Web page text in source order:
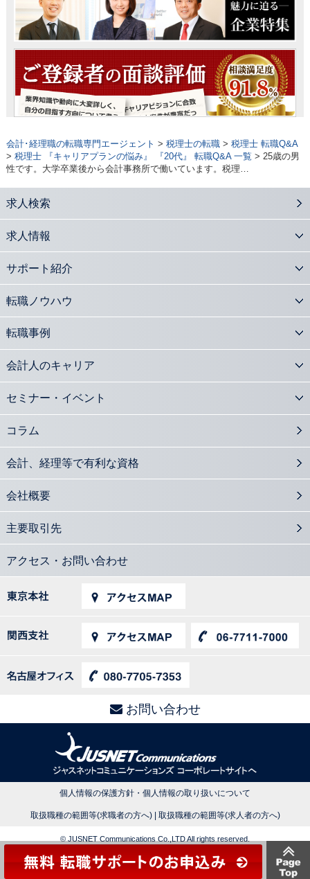
会計･経理職の転職専門エージェント > 税理士の転職> 税理士 転職Q&A
> 税理士 『キャリアプランの悩み』 『20代』 転職Q&A 一覧 > 25歳の男
性です。大学卒業後から会計事務所で働いています。税理…
求人検索
求人情報
サポート紹介
転職ノウハウ
転職事例
会計人のキャリア
セミナー・イベント
コラム
会計、経理等で有利な資格
会社概要
主要取引先
アクセス・お問い合わせ
お問い合わせ
個人情報の保護方針・個人情報の取り扱いについて
取扱職種の範囲等(求職者の方へ)| 取扱職種の範囲等(求人者の方へ)
© JUSNET Communications Co.,LTD All rights reserved.